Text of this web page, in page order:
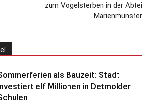
zum Vogelsterben in der Abtei
Marienmünster
als Bauzeit: Stadt
elf Millionen in Detmolder